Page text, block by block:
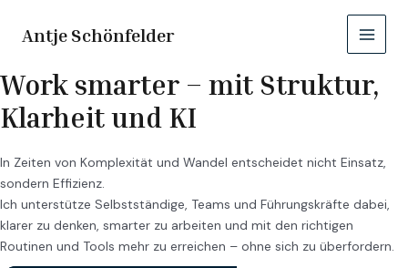
InhaltAntje Schönfelder
Main
Menu
Work smarter – mit Struktur,
Klarheit und KI
In Zeiten von Komplexität und Wandel entscheidet nicht Einsatz,
sondern Effizienz.
Ich unterstütze Selbstständige, Teams und Führungskräfte dabei,
klarer zu denken, smarter zu arbeiten und mit den richtigen
Routinen und Tools mehr zu erreichen – ohne sich zu überfordern.